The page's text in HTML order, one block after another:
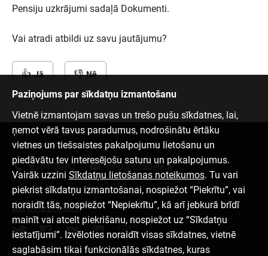
Pensiju uzkrājumi sadaļā Dokumenti.
Vai atradi atbildi uz savu jautājumu?
Jā Nē
Paziņojums par sīkdatņu izmantošanu
Vietnē izmantojam savas un trešo pušu sīkdatnes, lai,
ņemot vērā tavus paradumus, nodrošinātu ērtāku
vietnes un tiešsaistes pakalpojumu lietošanu un
piedāvātu tev interesējošu saturu un pakalpojumus.
Vairāk uzzini Sīkdatņu lietošanas noteikumos. Tu vari
piekrist sīkdatņu izmantošanai, nospiežot “Piekrītu”, vai
noraidīt tās, nospiežot “Nepiekrītu”, kā arī jebkurā brīdī
mainīt vai atcelt piekrišanu, nospiežot uz “Sīkdatņu
iestatījumi”. Izvēloties noraidīt visas sīkdatnes, vietnē
saglabāsim tikai funkcionālās sīkdatnes, kuras
Sazinies ar mums
6701 0000 info@citadele.lv
Mēs sociālajos tīklos